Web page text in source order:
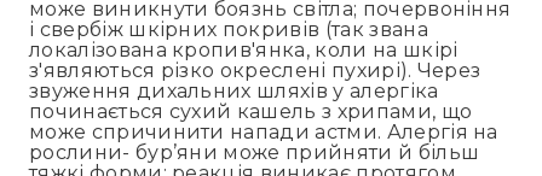
може виникнути боязнь світла; почервоніння
і свербіж шкірних покривів (так звана
локалізована кропив'янка, коли на шкірі
з'являються різко окреслені пухирі). Через
звуження дихальних шляхів у алергіка
починається сухий кашель з хрипами, що
може спричинити напади астми. Алергія на
рослини- бур’яни може прийняти й більш